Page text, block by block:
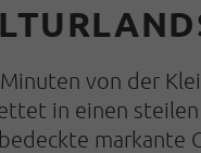
von der
in einen
markante